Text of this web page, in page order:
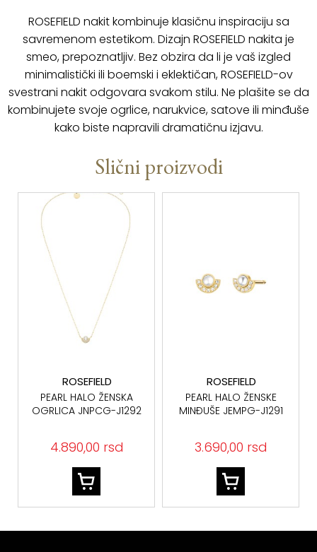
ROSEFIELD nakit kombinuje klasičnu inspiraciju sa
savremenom estetikom. Dizajn ROSEFIELD nakita je
smeo, prepoznatljiv. Bez obzira da li je vaš izgled
minimalistički ili boemski i eklektičan, ROSEFIELD-ov
svestrani nakit odgovara svakom stilu. Ne plašite se da
kombinujete svoje ogrlice, narukvice, satove ili minđuše
kako biste napravili dramatičnu izjavu.
Slični proizvodi
ROSEFIELD
PEARL HALO ŽENSKA
OGRLICA JNPCG-J1292
4.890,00 rsd
ROSEFIELD
PEARL HALO ŽENSKE
MINĐUŠE JEMPG-J1291
3.690,00 rsd